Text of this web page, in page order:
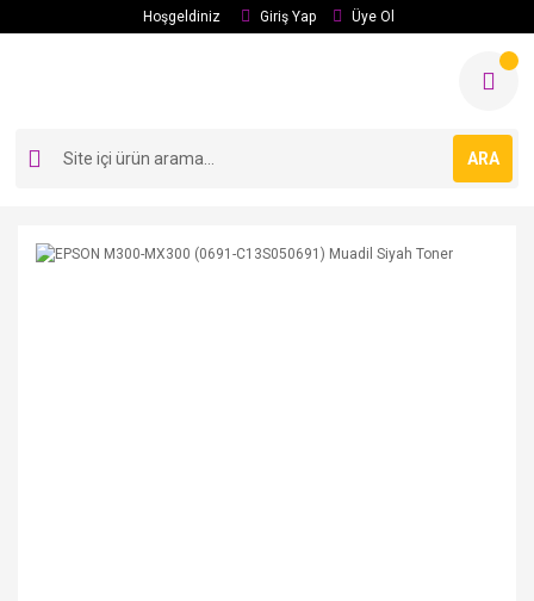
Hoşgeldiniz Giriş Yap Üye Ol
ARA